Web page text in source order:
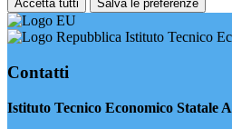
Accetta tutti Salva le preferenze
Istituto Tecnico
Contatti
Istituto Tecnico Economico Statale